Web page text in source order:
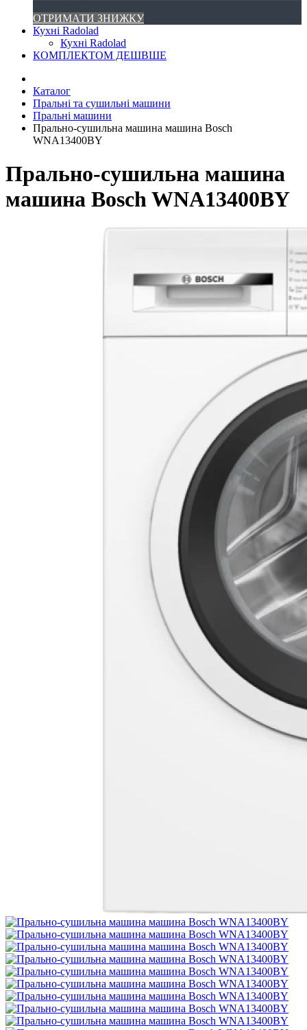
ОТРИМАТИ ЗНИЖКУ
Кухні Radolad
Кухні Radolad
КОМПЛЕКТОМ ДЕШВШЕ
Каталог
Пральні та сушильні машини
Пральні машини
Прально-сушильна машина машина Bosch
WNA13400BY
Прально-сушильна машина
машина Bosch WNA13400BY